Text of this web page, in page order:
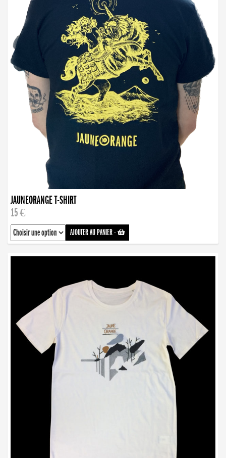
JAUNEORANGE T-SHIRT
15 €
AJOUTER AU PANIER-